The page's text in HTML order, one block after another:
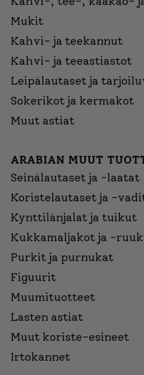
Mukit
Kahvi- ja teekannut
Kahvi- ja teeastiastot
Leipälautaset ja
Sokerikot ja kermakot
Muut astiat
ARABIAN MUUT
Seinälautaset ja -laatat
Koristelautaset ja -
Kynttilänjalat ja tuikut
Kukkamaljakot ja -
Purkit ja purnukat
Figuurit
Muumituotteet
Lasten astiat
Muut koriste-esineet
Irtokannet